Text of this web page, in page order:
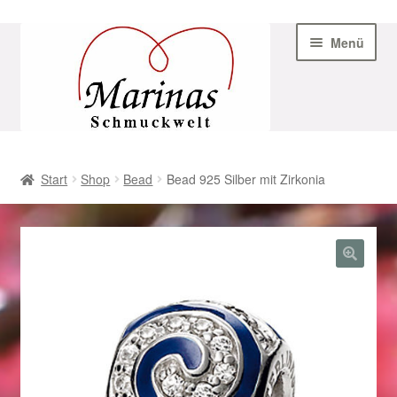
Navigation
Menü
AGB
Datenschutz
Geschenke zu Ostern 2023
Geschenke zu Ostern 2024
Start Shop Bead Bead 925 Silber mit Zirkonia